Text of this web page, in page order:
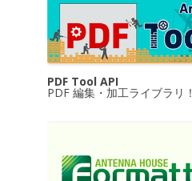
PDF Tool API
PDF 編集・加工ライブラリ！